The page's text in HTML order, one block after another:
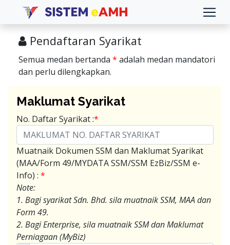
Pendaftaran Syarikat
Semua medan bertanda * adalah medan mandatori
dan perlu dilengkapkan.
Maklumat Syarikat
No. Daftar Syarikat :*
Muatnaik Dokumen SSM dan Maklumat Syarikat
(MAA/Form 49/MYDATA SSM/SSM EzBiz/SSM e-
Info) : *
Note:
1. Bagi syarikat Sdn. Bhd. sila muatnaik SSM, MAA dan
Form 49.
2. Bagi Enterprise, sila muatnaik SSM dan Maklumat
Perniagaan (MyBiz)